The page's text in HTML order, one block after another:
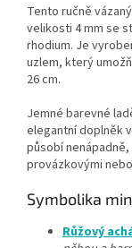
Tento ručně
velikosti 4 mm se
rhodium. Je
uzlem, který
26 cm.
Jemné barevné
elegantní doplněk
působí
provázkovými
Symbolika
Růžový